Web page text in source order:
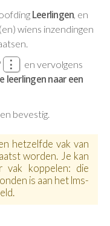
Leerlingen , en
wiens inzendingen
en vervolgens
leerlingen naar een
bevestig.
hetzelfde vak van
worden. Je kan
vak koppelen: die
is aan het lms-